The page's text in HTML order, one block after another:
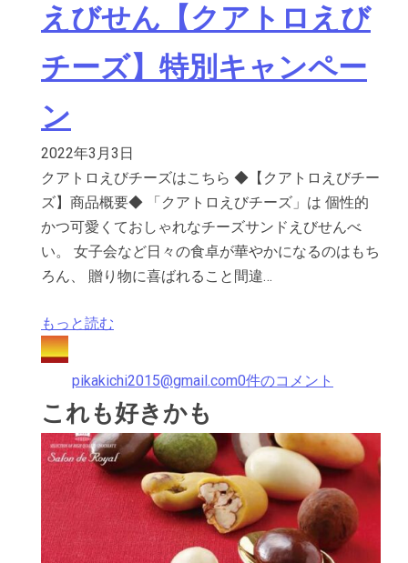
えびせん【クアトロえび
チーズ】特別キャンペー
ン
2022年3月3日
クアトロえびチーズはこちら ◆【クアトロえびチー
ズ】商品概要◆ 「クアトロえびチーズ」は 個性的
かつ可愛くておしゃれなチーズサンドえびせんべ
い。 女子会など日々の食卓が華やかになるのはもち
ろん、 贈り物に喜ばれること間違…
もっと読む
pikakichi2015@gmail.com0件のコメント
これも好きかも